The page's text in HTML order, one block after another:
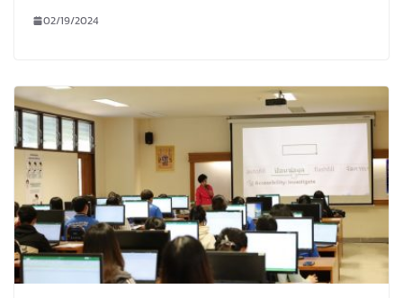
02/19/2024